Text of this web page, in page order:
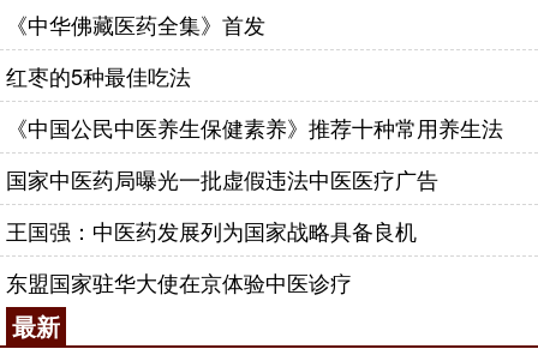
《中华佛藏医药全集》首发
红枣的5种最佳吃法
《中国公民中医养生保健素养》推荐十种常用养生法
国家中医药局曝光一批虚假违法中医医疗广告
王国强：中医药发展列为国家战略具备良机
东盟国家驻华大使在京体验中医诊疗
最新